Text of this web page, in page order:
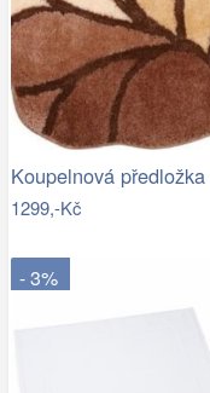
1299,-Kč
- 3%